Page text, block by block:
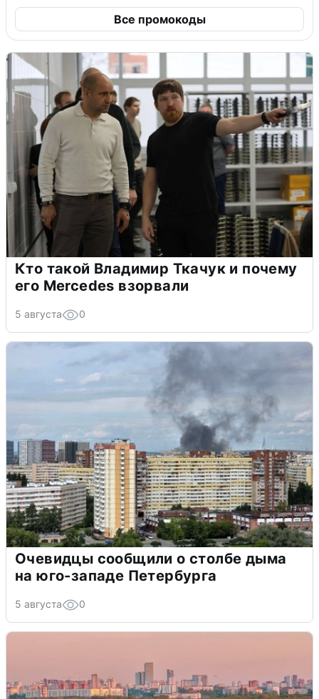
Все промокоды
Кто такой Владимир Ткачук и почему
его Mercedes взорвали
5 августа 0
Очевидцы сообщили о столбе дыма
на юго-западе Петербурга
5 августа 0